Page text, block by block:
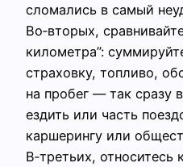
сломались в самый
Во‑вторых,
километра”:
страховку, топливо,
на пробег — так сразу
ездить или часть
каршерингу или
В‑третьих,